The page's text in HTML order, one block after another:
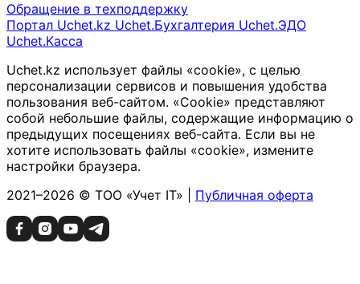
Обращение в техподдержку
Портал Uchet.kz Uchet.Бухгалтерия Uchet.ЭДО
Uchet.Касса
Uchet.kz использует файлы «cookie», с целью
персонализации сервисов и повышения удобства
пользования веб-сайтом. «Cookie» представляют
собой небольшие файлы, содержащие информацию о
предыдущих посещениях веб-сайта. Если вы не
хотите использовать файлы «cookie», измените
настройки браузера.
2021–2026 © ТОО «Учет IT» | Публичная оферта